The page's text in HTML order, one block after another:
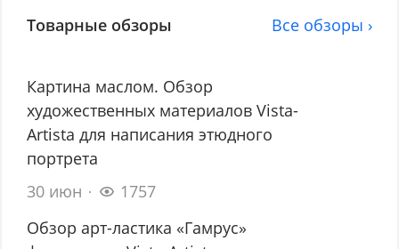
Товарные обзоры Все обзоры ›
Картина маслом. Обзор
художественных материалов Vista-
Artista для написания этюдного
портрета
30 июн
1757
Обзор арт-ластика «Гамрус»